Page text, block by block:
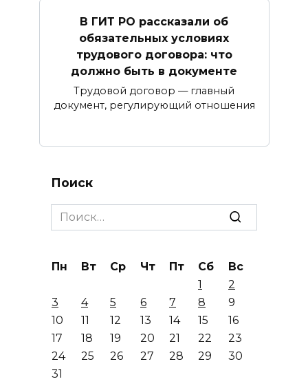
В ГИТ РО рассказали об
обязательных условиях
трудового договора: что
должно быть в документе
Трудовой договор — главный
документ, регулирующий отношения
Поиск
Search
for:
Пн Вт Ср Чт Пт Сб
Вс
1
2
3
4 5 6 7 8
9
10
11 12 13 14 15
16
17
18 19 20 21 22
23
24
25 26 27 28 29
30
31